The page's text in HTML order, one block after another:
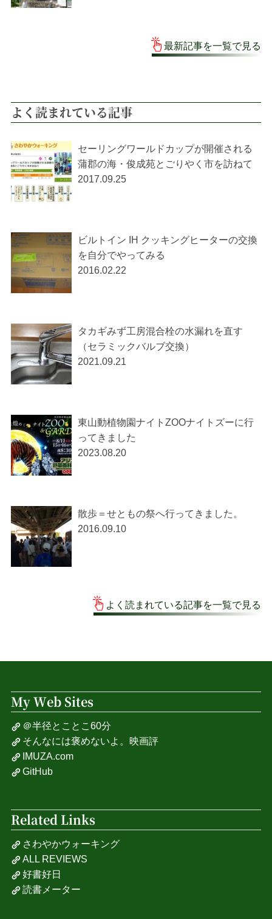
最新記事を一覧で見る
よく読まれている記事
セーリングワールドカップが開催される
蒲郡の海・俊成苑とごりやく市を訪ねて
2017.09.25
ビルトイン IH クッキングヒーターの交換
を自分でやってみる
2016.02.22
タカギみず工房混合栓の水漏れを直す
（セラミックバルブ交換）
2021.09.21
東山動植物園ナイトZOOナイトズーに行
ってきました
2023.08.20
散歩＝せともの祭へ行ってきました。
2016.09.10
よく読まれている記事を一覧で見る
My Web Sites
＠半径とことこ60分
そんなには褒めないよ。映画評
IMUZA.com
GitHub
Related Links
さわやかウォーキング
ALL REVIEWS
好書好日
読書メーター